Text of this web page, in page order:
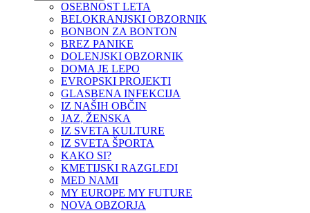
OSEBNOST LETA
BELOKRANJSKI OBZORNIK
BONBON ZA BONTON
BREZ PANIKE
DOLENJSKI OBZORNIK
DOMA JE LEPO
EVROPSKI PROJEKTI
GLASBENA INFEKCIJA
IZ NAŠIH OBČIN
JAZ, ŽENSKA
IZ SVETA KULTURE
IZ SVETA ŠPORTA
KAKO SI?
KMETIJSKI RAZGLEDI
MED NAMI
MY EUROPE MY FUTURE
NOVA OBZORJA